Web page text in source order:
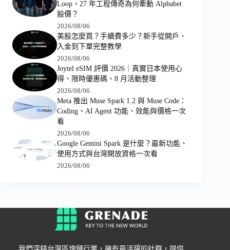
Loop，27 年工程傳奇為何牽動 Alphabet
股價？
2026/08/06
美股怎麼買？手續費多少？新手從開戶、
入金到下單完整教學
2026/08/06
Joytel eSIM 評價 2026｜真實日本使用心
得、限時優惠碼、8 月活動整理
2026/08/06
Meta 推出 Muse Spark 1.2 與 Muse Code：
Coding、AI Agent 功能、效能與價格一次
看
2026/08/06
Google Gemini Spark 是什麼？最新功能、
使用方式與台灣開放資格一次看
2026/08/06